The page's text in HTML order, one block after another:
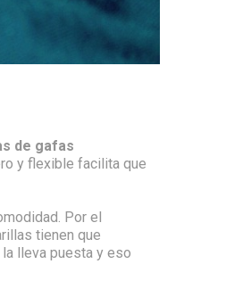
de gafas
y flexible facilita que
Por el
tienen que
lleva puesta y eso